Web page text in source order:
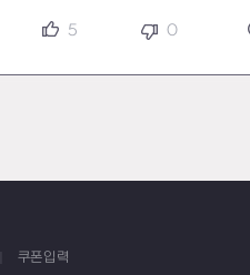
5 0
쿠폰입력